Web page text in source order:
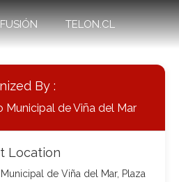
TELON.CL
By :
Municipal de Viña del Mar
Location
de Viña del Mar, Plaza